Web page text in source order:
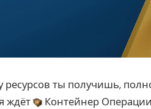
ресурсов ты получишь,
ждёт
Контейнер